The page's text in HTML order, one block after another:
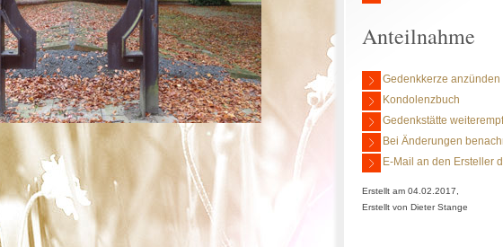
Anteilnahme
Gedenkkerze anzünden
Kondolenzbuch
Gedenkstätte
Bei Änderungen
E-Mail an den Ersteller
Erstellt am 04.02.2017,
Erstellt von Dieter Stange